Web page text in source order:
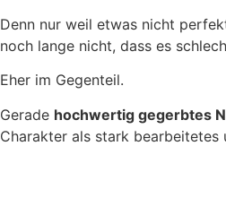
Denn nur weil etwas nicht
noch lange nicht, dass es
Eher im Gegenteil.
Gerade hochwertig gegerbtes
Charakter als stark bearbeitetes